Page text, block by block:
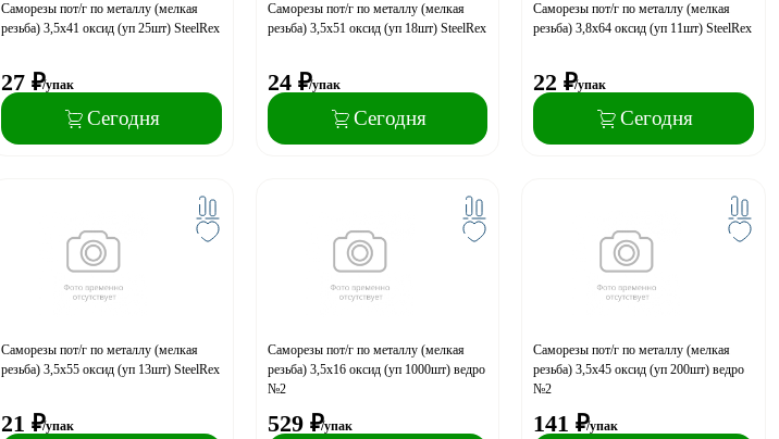
Саморезы пот/г по металлу (мелкая
резьба) 3,5х41 оксид (уп 25шт) SteelRex
27 ₽/упак
Сегодня
Саморезы пот/г по металлу (мелкая
резьба) 3,5х51 оксид (уп 18шт) SteelRex
24 ₽/упак
Сегодня
Саморезы пот/г по металлу (мелкая
резьба) 3,8х64 оксид (уп 11шт) SteelRex
22 ₽/упак
Сегодня
Саморезы пот/г по металлу (мелкая
резьба) 3,5х55 оксид (уп 13шт) SteelRex
21 ₽/упак
Саморезы пот/г по металлу (мелкая
резьба) 3,5x16 оксид (уп 1000шт) ведро
№2
529 ₽/упак
Саморезы пот/г по металлу (мелкая
резьба) 3,5x45 оксид (уп 200шт) ведро
№2
141 ₽/упак